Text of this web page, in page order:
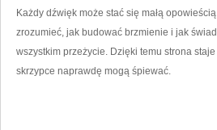
Każdy dźwięk może stać się małą
zrozumieć, jak budować brzmienie i jak
wszystkim przeżycie. Dzięki temu strona
skrzypce naprawdę mogą śpiewać.